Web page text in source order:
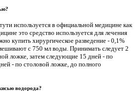
используется в официальной медицине как
это средство используется для лечения
купить хирургическое разведение - 0,1%
с 750 мл воды. Принимать следует 2
ложке, затем следующие 15 дней - по
- по столовой ложке, до полного
водорода?